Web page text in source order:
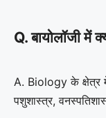
Q. बायोलॉजी में
A. Biology के क्षेत्र में
पशुशास्त्र,